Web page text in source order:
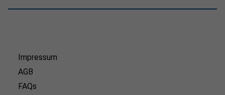
Impressum
AGB
FAQs